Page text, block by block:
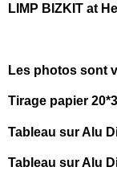
LIMP BIZKIT at
Les photos sont
Tirage papier
Tableau sur Alu
Tableau sur Alu